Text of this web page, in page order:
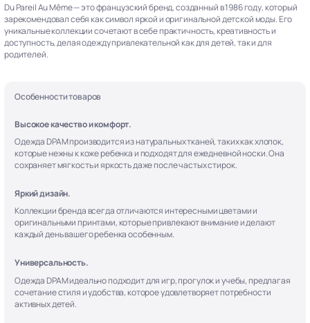
Du Pareil Au Même — это французский бренд, созданный в 1986 году, который
зарекомендовал себя как символ яркой и оригинальной детской моды. Его
уникальные коллекции сочетают в себе практичность, креативность и
доступность, делая одежду привлекательной как для детей, так и для
родителей.
Особенности товаров
Высокое качество и комфорт.
Одежда DPAM производится из натуральных тканей, таких как хлопок,
которые нежны к коже ребенка и подходят для ежедневной носки. Она
сохраняет мягкость и яркость даже после частых стирок.
Яркий дизайн.
Коллекции бренда всегда отличаются интересными цветами и
оригинальными принтами, которые привлекают внимание и делают
каждый день вашего ребенка особенным.
Универсальность.
Одежда DPAM идеально подходит для игр, прогулок и учебы, предлагая
сочетание стиля и удобства, которое удовлетворяет потребности
активных детей.